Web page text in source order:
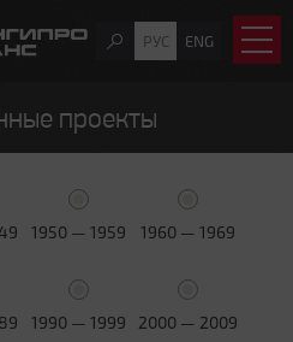
РУС ENG
проекты
1950 — 1959 1960 — 1969
1990 — 1999 2000 — 2009